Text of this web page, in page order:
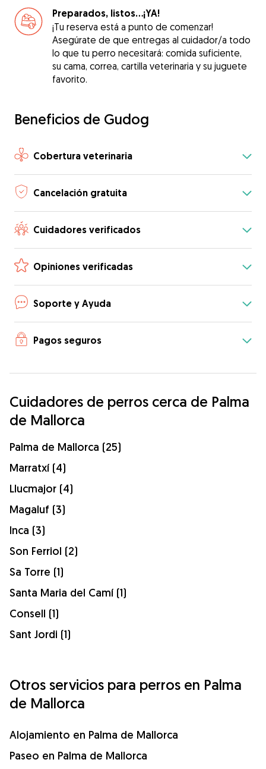
Preparados, listos...¡YA!
¡Tu reserva está a punto de comenzar!
Asegúrate de que entregas al cuidador/a todo
lo que tu perro necesitará: comida suficiente,
su cama, correa, cartilla veterinaria y su juguete
favorito.
Beneficios de Gudog
Cobertura veterinaria
Cancelación gratuita
Cuidadores verificados
Opiniones verificadas
Soporte y Ayuda
Pagos seguros
Cuidadores de perros cerca de Palma
de Mallorca
Palma de Mallorca (25)
Marratxí (4)
Llucmajor (4)
Magaluf (3)
Inca (3)
Son Ferriol (2)
Sa Torre (1)
Santa Maria del Camí (1)
Consell (1)
Sant Jordi (1)
Otros servicios para perros en Palma
de Mallorca
Alojamiento en Palma de Mallorca
Paseo en Palma de Mallorca